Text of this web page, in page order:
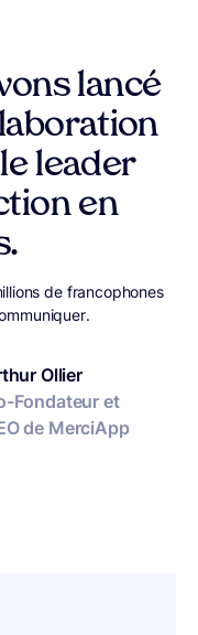
lancé
leader
en
de francophones
Ollier
Fondateur et
de MerciApp